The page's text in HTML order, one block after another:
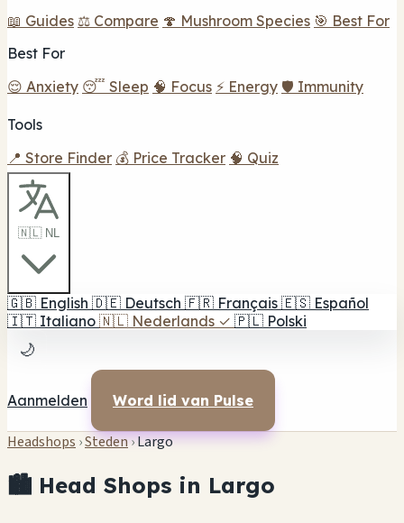
📖 Guides ⚖️ Compare 🍄 Mushroom Species 🎯 Best For
Best For
😌 Anxiety 😴 Sleep 🧠 Focus ⚡ Energy 🛡️ Immunity
Tools
📍 Store Finder 💰 Price Tracker 🧠 Quiz
🇳🇱 NL
🇬🇧 English 🇩🇪 Deutsch 🇫🇷 Français 🇪🇸 Español
🇮🇹 Italiano 🇳🇱 Nederlands ✓ 🇵🇱 Polski
🌙
Aanmelden Word lid van Pulse
Headshops ›Steden›Largo
🏙️ Head Shops in Largo